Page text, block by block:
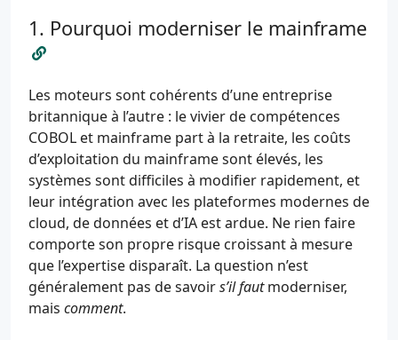
Pourquoi moderniser le mainframe
Les moteurs sont cohérents d’une entreprise
britannique à l’autre : le vivier de compétences
COBOL et mainframe part à la retraite, les coûts
d’exploitation du mainframe sont élevés, les
systèmes sont difficiles à modifier rapidement, et
leur intégration avec les plateformes modernes de
cloud, de données et d’IA est ardue. Ne rien faire
comporte son propre risque croissant à mesure
que l’expertise disparaît. La question n’est
généralement pas de savoirs’il fautmoderniser,
mais comment.